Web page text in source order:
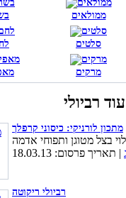
ממולאים
סלטים
מרקים
מתכון לורניקי: כיסוני קרפלך
| תאריך פרסום: 18.03.13
רביולי ריקוטה